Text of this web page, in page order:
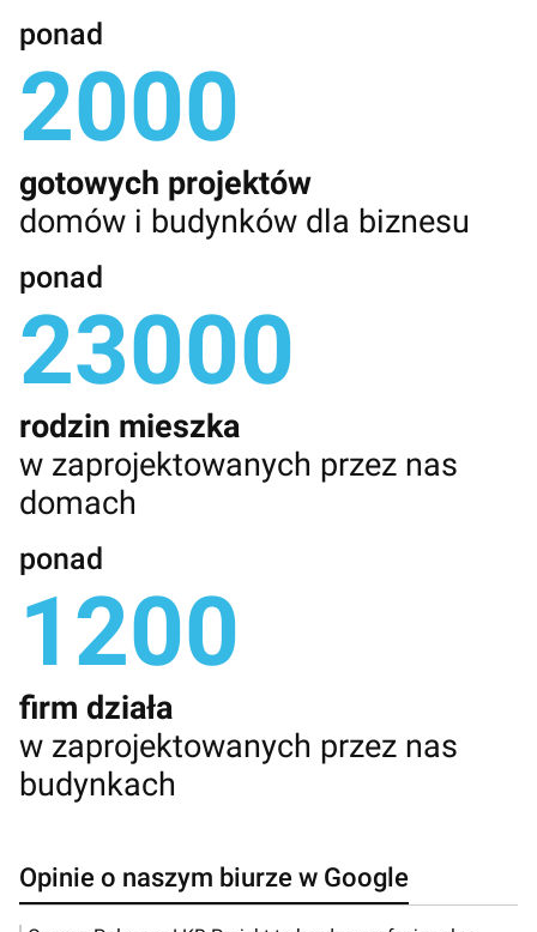
ponad
2000
gotowych projektów
domów i budynków dla biznesu
ponad
23000
rodzin mieszka
w zaprojektowanych przez nas
domach
ponad
1200
firm działa
w zaprojektowanych przez nas
budynkach
Opinie o naszym biurze w Google